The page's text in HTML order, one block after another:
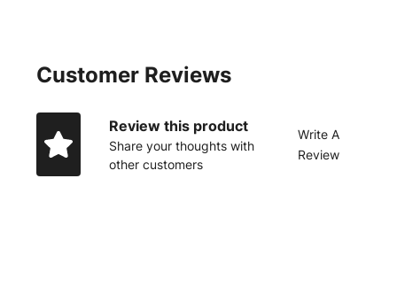
Customer Reviews
Review this product
Share your thoughts with
other customers
Write A
Review